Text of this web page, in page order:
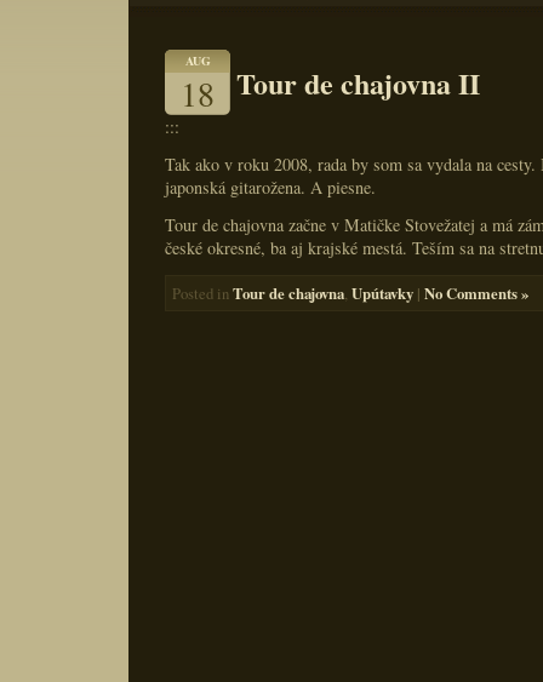
AUG
18 Tour de chajovna II
:::
Tak ako v roku 2008, rada by som sa vydala na
japonská gitarožena. A piesne.
Tour de chajovna začne v Matičke Stovežatej a má
české okresné, ba aj krajské mestá. Teším sa na
Posted inTour de chajovna, Upútavky | No Comments »